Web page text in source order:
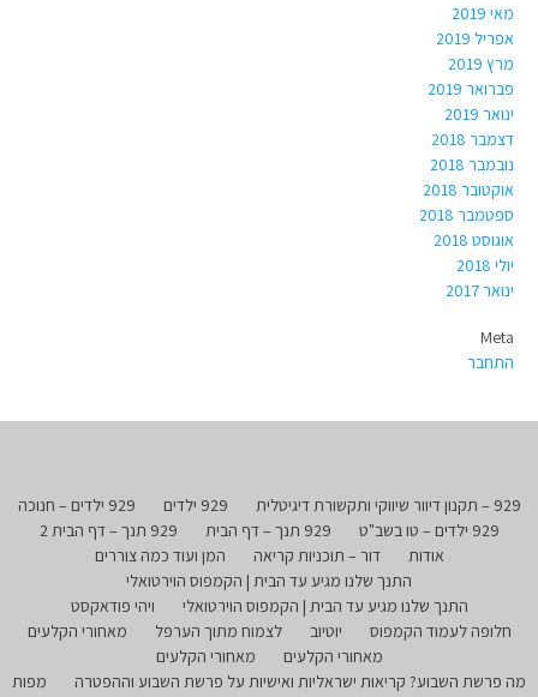
מאי 2019
אפריל 2019
מרץ 2019
פברואר 2019
ינואר 2019
דצמבר 2018
נובמבר 2018
אוקטובר 2018
ספטמבר 2018
אוגוסט 2018
יולי 2018
ינואר 2017
Meta
התחבר
929 – תקנון דיוור שיווקי ותקשורת דיגיטלית 929 ילדים
929 ילדים – חנוכה
929 ילדים – טו בשב"ט
929 תנך – דף הבית
929 תנך – דף הבית 2
אודות
דור – תוכניות קריאה
המן ועוד כמה צוררים
התנך שלנו מגיע עד הבית | הקמפוס הוירטואלי
התנך שלנו מגיע עד הבית | הקמפוס הוירטואלי
ויהי פודאקסט
חלופה לעמוד הקמפוס
יוטיוב לצמוח מתוך הערפל
מאחורי הקלעים
מאחורי הקלעים
מאחורי הקלעים
מה פרשת השבוע? קריאות ישראליות ואישיות על פרשת השבוע וההפטרה
מפות